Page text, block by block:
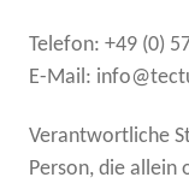
Telefon: +49 (0)
E-Mail:
Verantwortliche
Person, die allein